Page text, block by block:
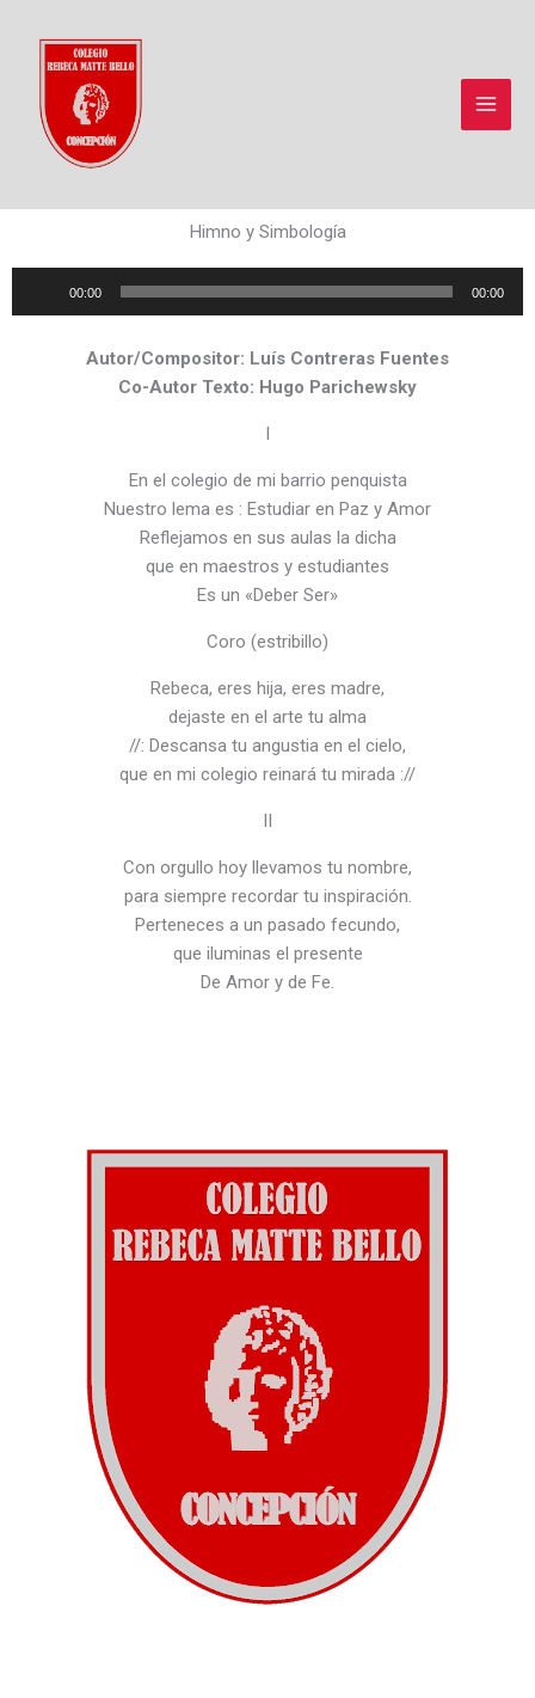
contenido
Himno y Simbología
Reproductor
00:00 00:00
Autor/Compositor: Luís Contreras Fuentes
Co-Autor Texto: Hugo Parichewsky
I
En el colegio de mi barrio penquista
Nuestro lema es : Estudiar en Paz y Amor
Reflejamos en sus aulas la dicha
que en maestros y estudiantes
Es un «Deber Ser»
Coro (estribillo)
Rebeca, eres hija, eres madre,
dejaste en el arte tu alma
//: Descansa tu angustia en el cielo,
que en mi colegio reinará tu mirada ://
II
Con orgullo hoy llevamos tu nombre,
para siempre recordar tu inspiración.
Perteneces a un pasado fecundo,
que iluminas el presente
De Amor y de Fe.